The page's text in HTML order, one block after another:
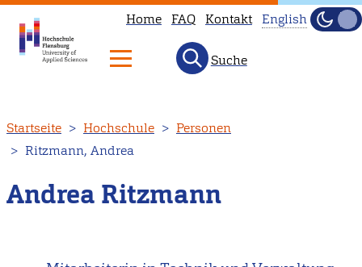
zum
Inhalt
Home FAQ Kontakt English
Hell
Suche
Startseite Hochschule
Personen
Ritzmann, Andrea
Andrea Ritzmann